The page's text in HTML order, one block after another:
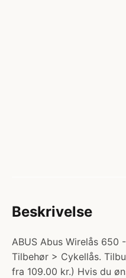
Beskrivelse
ABUS Abus Wirelås 650
Tilbehør > Cykellås.
fra 109.00 kr.) Hvis du